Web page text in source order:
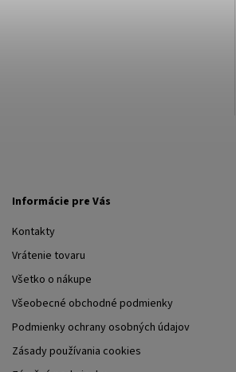
Informácie pre Vás
Kontakty
Vrátenie tovaru
Všetko o nákupe
Všeobecné obchodné podmienky
Podmienky ochrany osobných údajov
Zásady používania cookies